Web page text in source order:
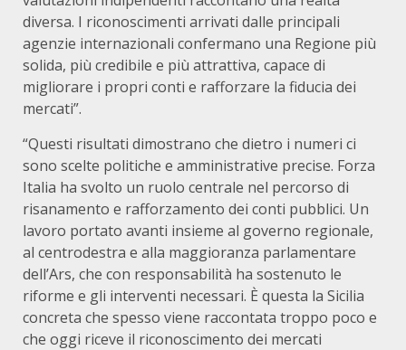
diversa. I riconoscimenti arrivati dalle principali
agenzie internazionali confermano una Regione più
solida, più credibile e più attrattiva, capace di
migliorare i propri conti e rafforzare la fiducia dei
mercati”.
“Questi risultati dimostrano che dietro i numeri ci
sono scelte politiche e amministrative precise. Forza
Italia ha svolto un ruolo centrale nel percorso di
risanamento e rafforzamento dei conti pubblici. Un
lavoro portato avanti insieme al governo regionale,
al centrodestra e alla maggioranza parlamentare
dell’Ars, che con responsabilità ha sostenuto le
riforme e gli interventi necessari. È questa la Sicilia
concreta che spesso viene raccontata troppo poco e
che oggi riceve il riconoscimento dei mercati